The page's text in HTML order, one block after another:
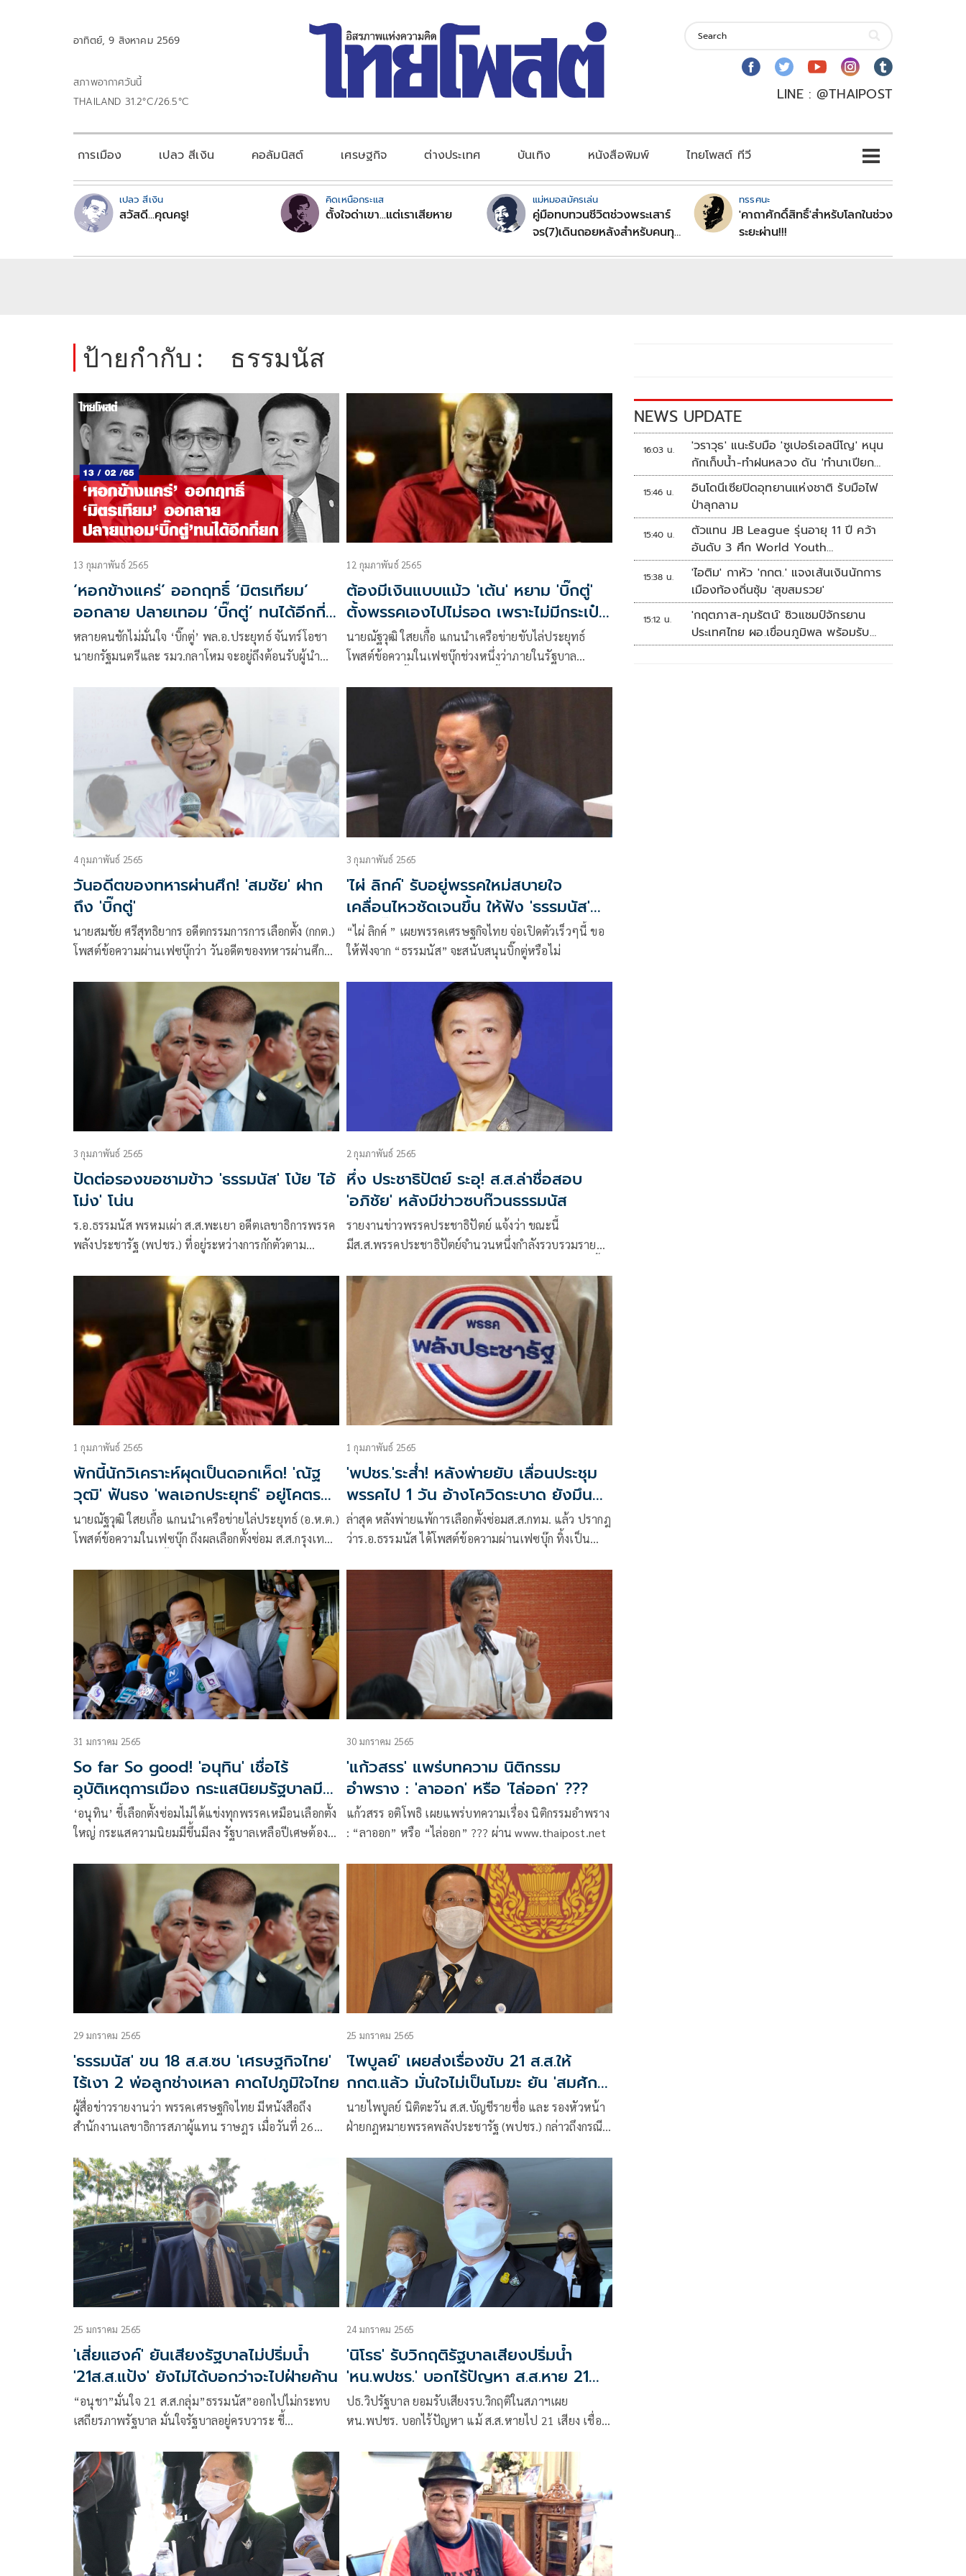
อาทิตย์, 9 สิงหาคม 2569
สภาพอากาศวันนี้
THAILAND 31.2°C/26.5°C
LINE : @THAIPOST
การเมือง เปลว สีเงิน คอลัมนิสต์ เศรษฐกิจ ต่างประเทศ บันเทิง หนังสือพิมพ์ ไทยโพสต์ ทีวี
เปลว สีเงิน
สวัสดี...คุณครู!
คิดเหนือกระแส
ตั้งใจด่าเขา...แต่เราเสียหาย
แม่หมอสมัครเล่น
คู่มือทบทวนชีวิตช่วงพระเสาร์
จร(7)เดินถอยหลังสำหรับคนทุก
ทรรศนะ
'คาถาศักดิ์สิทธิ์'สำหรับโลกในช่วง
ระยะผ่าน!!!
ป้ายกำกับ : ธรรมนัส
13 กุมภาพันธ์ 2565
‘หอกข้างแคร่’ ออกฤทธิ์ ‘มิตรเทียม’
ออกลาย ปลายเทอม ‘บิ๊กตู่’ ทนได้อีกกี่
ยก
หลายคนชักไม่มั่นใจ ‘บิ๊กตู่’ พล.อ.ประยุทธ์ จันทร์โอชา
นายกรัฐมนตรีและ รมว.กลาโหม จะอยู่ถึงต้อนรับผู้นำ
มือทางเศรษฐกิจในภูมิภาคเอเชีย-แปซิฟิก (เอเปก) ตอน
เดือนพฤศจิกายนนี้หรือไม่
12 กุมภาพันธ์ 2565
ต้องมีเงินแบบแม้ว 'เต้น' หยาม 'บิ๊กตู่'
ตั้งพรรคเองไปไม่รอด เพราะไม่มีกระเป๋า
ให้ควัก
นายณัฐวุฒิ ใสยเกื้อ แกนนำเครือข่ายขับไล่ประยุทธ์
โพสต์ข้อความในเฟซบุ๊กช่วงหนึ่งว่าภายในรัฐบาล
4 กุมภาพันธ์ 2565
วันอดีตของทหารผ่านศึก! 'สมชัย' ฝาก
ถึง 'บิ๊กตู่'
นายสมชัย ศรีสุทธิยากร อดีตกรรมการการเลือกตั้ง (กกต.)
โพสต์ข้อความผ่านเฟซบุ๊กว่า วันอดีตของทหารผ่านศึก
รัฐมนตรี ในวันทหารผ่านศึก
3 กุมภาพันธ์ 2565
'ไผ่ ลิกค์' รับอยู่พรรคใหม่สบายใจ
เคลื่อนไหวชัดเจนขึ้น ให้ฟัง 'ธรรมนัส'
หนุนบิ๊กตู่หรือไม่
“ไผ่ ลิกค์ ” เผยพรรคเศรษฐกิจไทย จ่อเปิดตัวเร็วๆนี้ ขอ
ให้ฟังจาก “ธรรมนัส” จะสนับสนุนบิ๊กตู่หรือไม่
3 กุมภาพันธ์ 2565
ปัดต่อรองขอชามข้าว 'ธรรมนัส' โบ้ย 'ไอ้
โม่ง' โน่น
ร.อ.ธรรมนัส พรหมเผ่า ส.ส.พะเยา อดีตเลขาธิการพรรค
พลังประชารัฐ (พปชร.) ที่อยู่ระหว่างการกักตัวตาม
2 กุมภาพันธ์ 2565
หึ่ง ประชาธิปัตย์ ระอุ! ส.ส.ล่าชื่อสอบ
'อภิชัย' หลังมีข่าวซบก๊วนธรรมนัส
รายงานข่าวพรรคประชาธิปัตย์ แจ้งว่า ขณะนี้
มีส.ส.พรรคประชาธิปัตย์จำนวนหนึ่งกำลังรวบรวมรายชื่อ
1 กุมภาพันธ์ 2565
พักนี้นักวิเคราะห์ผุดเป็นดอกเห็ด! 'ณัฐ
วุฒิ' ฟันธง 'พลเอกประยุทธ์' อยู่โคตร
ยาก
นายณัฐวุฒิ ใสยเกื้อ แกนนำเครือข่ายไล่ประยุทธ์ (อ.ห.ต.)
โพสต์ข้อความในเฟซบุ๊ก ถึงผลเลือกตั้งซ่อม ส.ส.กรุงเทพ
1 กุมภาพันธ์ 2565
'พปชร.'ระส่ำ! หลังพ่ายยับ เลื่อนประชุม
พรรคไป 1 วัน อ้างโควิดระบาด ยังมึนกับ
'ธรรมนัส'
ล่าสุด หลังพ่ายแพ้การเลือกตั้งซ่อมส.ส.กทม. แล้ว ปรากฎ
ว่าร.อ.ธรรมนัส ได้โพสต์ข้อความผ่านเฟซบุ๊ก ทิ้งเป็น
การวิพากษ์วิจารณ์ถึงกรณีดังกล่าวอย่างมาก
31 มกราคม 2565
So far So good! 'อนุทิน' เชื่อไร้
อุบัติเหตุการเมือง กระแสนิยมรัฐบาลมี
ขึ้นมีลง
‘อนุทิน’ ชี้เลือกตั้งซ่อมไม่ได้แข่งทุกพรรคเหมือนเลือกตั้ง
ใหญ่ กระแสความนิยมมีขึ้นมีลง รัฐบาลเหลือปีเศษต้อง
รมนัส’ อ้างมีแต่มิตร ไร้ศัตรู
30 มกราคม 2565
'แก้วสรร' แพร่บทความ นิติกรรม
อำพราง : 'ลาออก' หรือ 'ไล่ออก' ???
แก้วสรร อติโพธิ เผยแพร่บทความเรื่อง นิติกรรมอำพราง
: “ลาออก” หรือ “ไล่ออก” ??? ผ่าน www.thaipost.net
29 มกราคม 2565
'ธรรมนัส' ขน 18 ส.ส.ซบ 'เศรษฐกิจไทย'
ไร้เงา 2 พ่อลูกช่างเหลา คาดไปภูมิใจไทย
ผู้สื่อข่าวรายงานว่า พรรคเศรษฐกิจไทย มีหนังสือถึง
สำนักงานเลขาธิการสภาผู้แทน ราษฎร เมื่อวันที่ 26
เข้าเป็น สมาชิกพรรค เมื่อวันที่ 20 ม.ค.65 ได้แก่ 1.นาย
25 มกราคม 2565
'ไพบูลย์' เผยส่งเรื่องขับ 21 ส.ส.ให้
กกต.แล้ว มั่นใจไม่เป็นโมฆะ ยัน 'สมศักดิ์'
ร่วมประชุมด้วย
นายไพบูลย์ นิติตะวัน ส.ส.บัญชีรายชื่อ และ รองหัวหน้า
ฝ่ายกฎหมายพรรคพลังประชารัฐ (พปชร.) กล่าวถึงกรณี
หน้าพรรคพปชร .ให้ทบทวนขับ 21
25 มกราคม 2565
'เสี่ยแฮงค์' ยันเสียงรัฐบาลไม่ปริ่มน้ำ
'21ส.ส.แป้ง' ยังไม่ได้บอกว่าจะไปฝ่ายค้าน
“อนุชา”มั่นใจ 21 ส.ส.กลุ่ม”ธรรมนัส”ออกไปไม่กระทบ
เสถียรภาพรัฐบาล มั่นใจรัฐบาลอยู่ครบวาระ ชี้
ที่”วิษณุ”ชี้ทางไว้ รอ”บิ๊กป้อม”หารักษาการเลขาฯพรรค
ก่อนเลือกตัวจริง ปัดกลุ่มสามมิตร ถึงคิวเลขาฯพรรค ลั่น
ไม่มีกลุ่มสามมิตรแล้ว
24 มกราคม 2565
'นิโรธ' รับวิกฤติรัฐบาลเสียงปริ่มน้ำ
'หน.พปชร.' บอกไร้ปัญหา ส.ส.หาย 21
เสียง
ปธ.วิปรัฐบาล ยอมรับเสียงรบ.วิกฤติในสภาฯเผย
หน.พปชร. บอกไร้ปัญหา แม้ ส.ส.หายไป 21 เสียง เชื่อ
ร่วมหัวใจสำคัญปช.สภาฯ
NEWS UPDATE
16:03 น.
'วราวุธ' แนะรับมือ 'ซูเปอร์เอลนีโญ' หนุน
กักเก็บน้ำ-ทำฝนหลวง ดัน 'ทำนาเปียก
สลับแห้ง'
15:46 น.
อินโดนีเซียปิดอุทยานแห่งชาติ รับมือไฟ
ป่าลุกลาม
15:40 น.
ตัวแทน JB League รุ่นอายุ 11 ปี คว้า
อันดับ 3 ศึก World Youth
Championship 2026 ที่สิงคโปร์
15:38 น.
'ไอติม' กาหัว 'กกต.' แจงเส้นเงินนักการ
เมืองท้องถิ่นซุ้ม 'สุขสมรวย'
15:12 น.
'กฤตภาส-ภุมรัตน์' ซิวแชมป์จักรยาน
ประเทศไทย ผอ.เขื่อนภูมิพล พร้อมรับ
เจ้าภาพต่อ ปี 2570